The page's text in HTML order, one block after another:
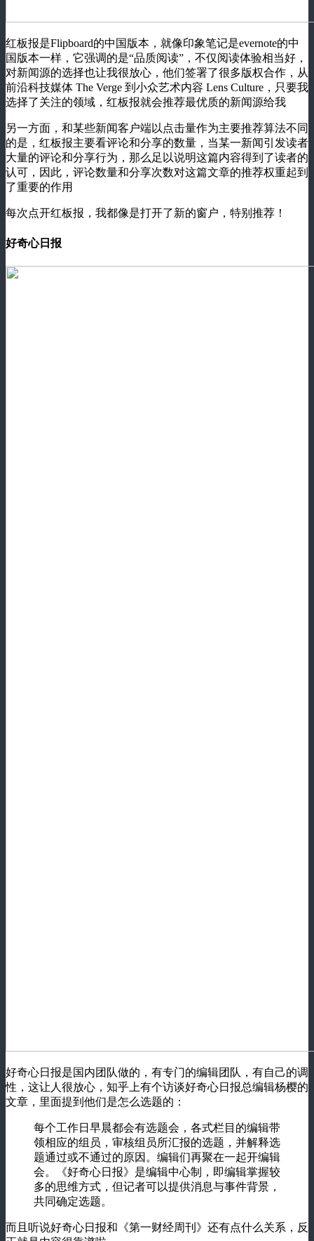
红板报是Flipboard的中国版本，就像印象笔记是evernote的中
国版本一样，它强调的是“品质阅读”，不仅阅读体验相当好，
对新闻源的选择也让我很放心，他们签署了很多版权合作，从
前沿科技媒体 The Verge 到小众艺术内容 Lens Culture，只要我
选择了关注的领域，红板报就会推荐最优质的新闻源给我
另一方面，和某些新闻客户端以点击量作为主要推荐算法不同
的是，红板报主要看评论和分享的数量，当某一新闻引发读者
大量的评论和分享行为，那么足以说明这篇内容得到了读者的
认可，因此，评论数量和分享次数对这篇文章的推荐权重起到
了重要的作用
每次点开红板报，我都像是打开了新的窗户，特别推荐！
好奇心日报
好奇心日报是国内团队做的，有专门的编辑团队，有自己的调
性，这让人很放心，知乎上有个访谈好奇心日报总编辑杨樱的
文章，里面提到他们是怎么选题的：
每个工作日早晨都会有选题会，各式栏目的编辑带
领相应的组员，审核组员所汇报的选题，并解释选
题通过或不通过的原因。编辑们再聚在一起开编辑
会。《好奇心日报》是编辑中心制，即编辑掌握较
多的思维方式，但记者可以提供消息与事件背景，
共同确定选题。
而且听说好奇心日报和《第一财经周刊》还有点什么关系，反